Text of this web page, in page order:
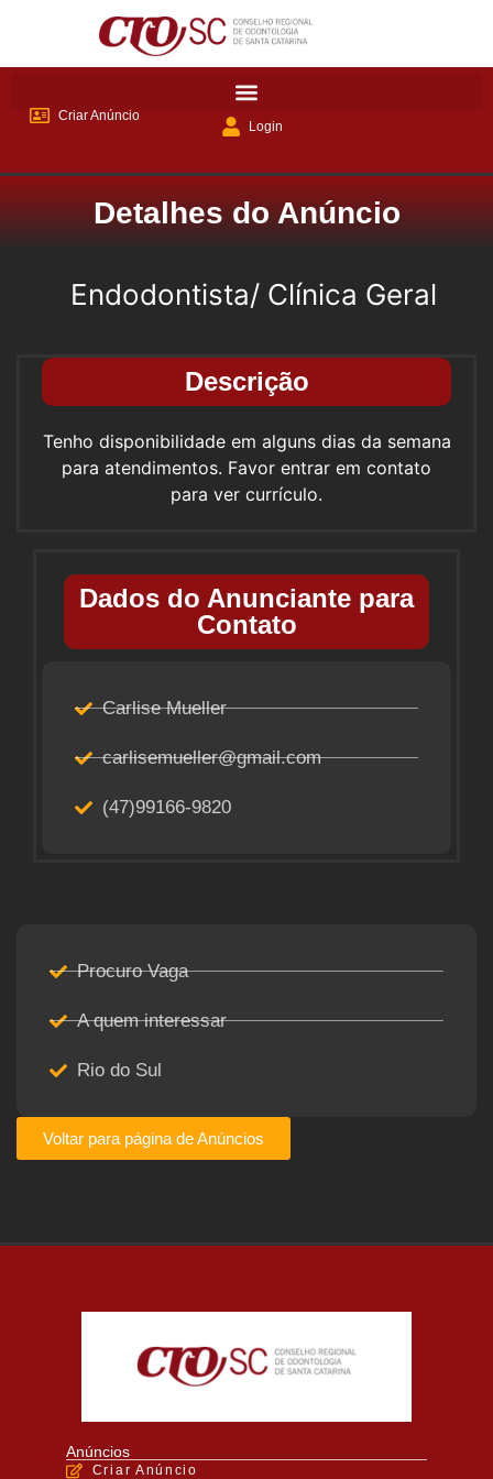
Criar Anúncio
Login
Detalhes do Anúncio
Endodontista/ Clínica Geral
Descrição
Tenho disponibilidade em alguns dias da semana
para atendimentos. Favor entrar em contato
para ver currículo.
Dados do Anunciante para
Contato
Carlise Mueller
carlisemueller@gmail.com
(47)99166-9820
Procuro Vaga
A quem interessar
Rio do Sul
Voltar para página de Anúncios
Anúncios
Criar Anúncio